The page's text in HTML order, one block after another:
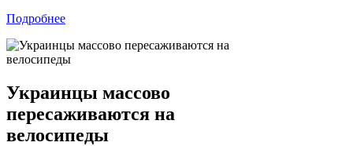
Подробнее
Украинцы массово
пересаживаются на
велосипеды